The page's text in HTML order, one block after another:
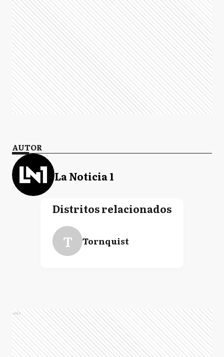
AUTOR
La Noticia 1
Distritos relacionados
T Tornquist
Ads